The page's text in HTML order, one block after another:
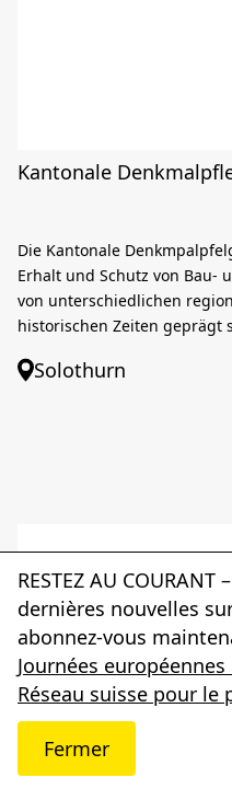
Kantonale
Die Kantonale
Erhalt und Schutz von Bau-
von unterschiedlichen
historischen Zeiten geprägt
Solothurn
RESTEZ AU
dernières nouvelles
abonnez-vous
Journées
Réseau suisse pour
Fermer